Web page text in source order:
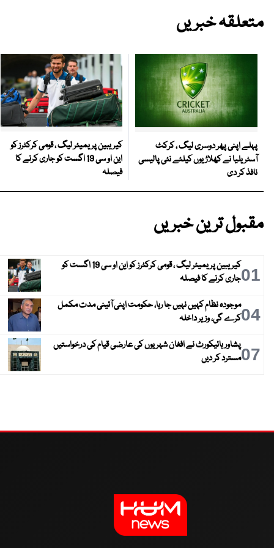
متعلقہ خبریں
پہلے اپنی پھر دوسری لیگ ، کرکٹ
آسٹریلیا نے کھلاڑیوں کیلئے نئی پالیسی
نافذ کر دی
کیریبین پریمیئر لیگ ، قومی کرکٹرز کو
این او سی 19 اگست کو جاری کرنے کا
فیصلہ
مقبول ترین خبریں
01
کیریبین پریمیئر لیگ ، قومی کرکٹرز کو این او سی 19 اگست کو
جاری کرنے کا فیصلہ
04موجودہ نظام کہیں نہیں جا رہا، حکومت اپنی آئینی مدت مکمل
کرے گی، وزیر داخلہ
07پشاور ہائیکورٹ نے افغان شہریوں کی عارضی قیام کی درخواستیں
مسترد کر دیں